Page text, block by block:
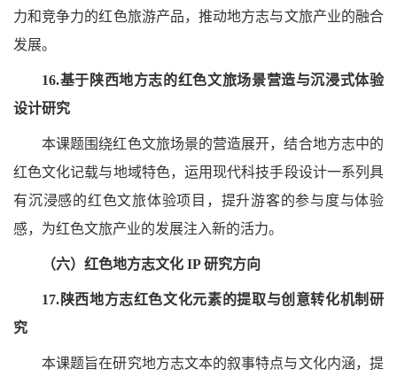
力和竞争力的红色旅游产品，推动地方志与文旅产业的融合
发展。
16.基于陕西地方志的红色文旅场景营造与沉浸式体验
设计研究
本课题围绕红色文旅场景的营造展开，结合地方志中的
红色文化记载与地域特色，运用现代科技手段设计一系列具
有沉浸感的红色文旅体验项目，提升游客的参与度与体验
感，为红色文旅产业的发展注入新的活力。
（六）红色地方志文化 IP 研究方向
17.陕西地方志红色文化元素的提取与创意转化机制研
究
本课题旨在研究地方志文本的叙事特点与文化内涵，提